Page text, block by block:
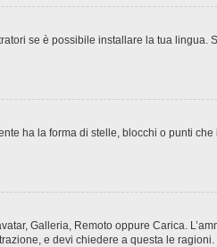
se è possibile installare la tua lingua.
ha la forma di stelle, blocchi o punti
Galleria, Remoto oppure Carica.
e devi chiedere a questa le ragioni.